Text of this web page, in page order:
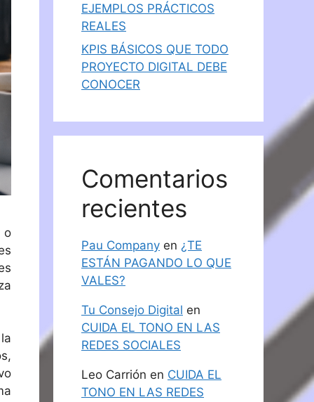
o
EJEMPLOS PRÁCTICOS
REALES
KPIS BÁSICOS QUE TODO
PROYECTO DIGITAL DEBE
CONOCER
Comentarios
recientes
Pau Company en ¿TE
ESTÁN PAGANDO LO QUE
VALES?
Tu Consejo Digital en
CUIDA EL TONO EN LAS
REDES SOCIALES
Leo Carrión en CUIDA EL
TONO EN LAS REDES